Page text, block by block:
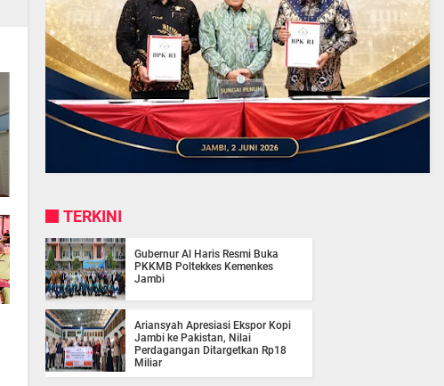
TERKINI
Gubernur Al Haris Resmi Buka
PKKMB Poltekkes Kemenkes
Jambi
Ariansyah Apresiasi Ekspor Kopi
Jambi ke Pakistan, Nilai
Perdagangan Ditargetkan Rp18
Miliar